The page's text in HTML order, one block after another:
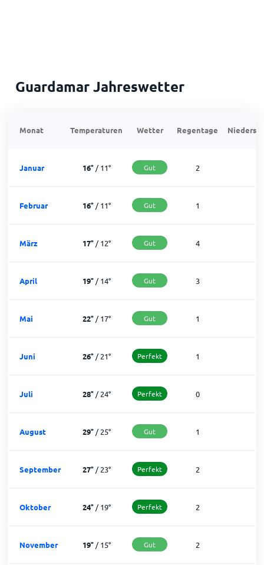
Guardamar Jahreswetter
Monat Temperaturen Wetter Regentage
Januar 16°/11° Gut 2
Februar 16°/11° Gut 1
März 17°/12° Gut 4
April 19°/14° Gut 3
Mai 22°/17° Gut 1
Juni 26°/21° Perfekt 1
Juli 28°/24° Perfekt 0
August 29°/25° Gut 1
September 27°/23° Perfekt 2
Oktober 24°/19° Perfekt 2
November 19°/15° Gut 2